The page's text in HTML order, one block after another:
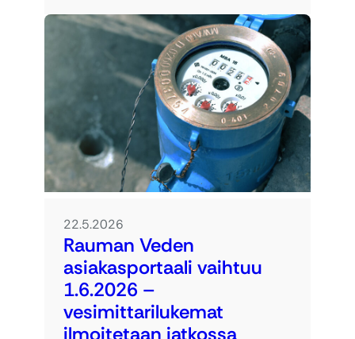
22.5.2026
Rauman Veden
asiakasportaali vaihtuu
1.6.2026 –
vesimittarilukemat
ilmoitetaan jatkossa